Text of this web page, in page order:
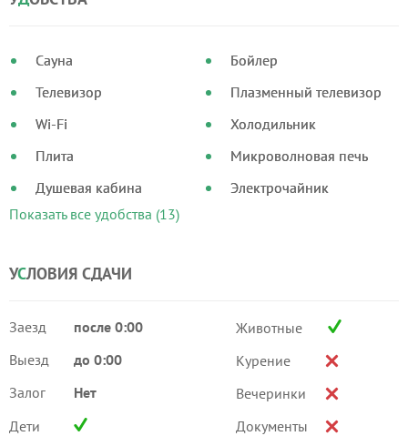
Сауна
Телевизор
Wi-Fi
Плита
Душевая кабина
Бойлер
Плазменный телевизор
Холодильник
Микроволновая печь
Электрочайник
Показать все удобства (13)
УСЛОВИЯ СДАЧИ
Заезд
после 0:00
Выезд
до 0:00
Залог
Нет
Дети
Животные
Курение
Вечеринки
Документы